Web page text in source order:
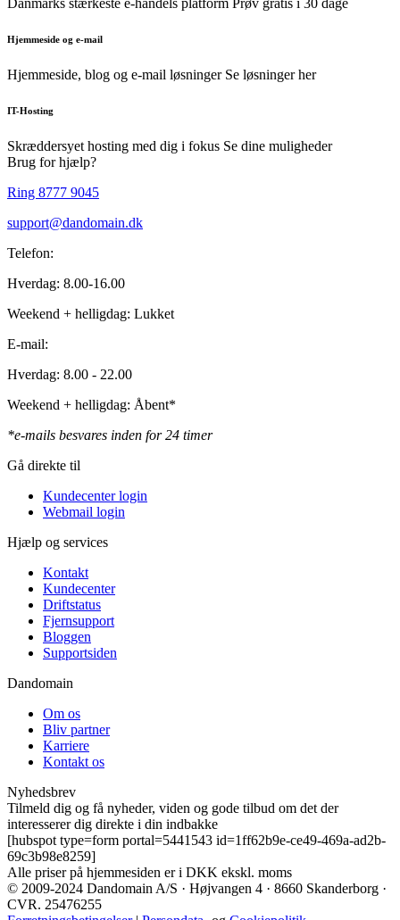
Danmarks stærkeste e-handels platform Prøv gratis i 30 dage
Hjemmeside og e-mail
Hjemmeside, blog og e-mail løsninger Se løsninger her
IT-Hosting
Skræddersyet hosting med dig i fokus Se dine muligheder
Brug for hjælp?
Ring 8777 9045
support@dandomain.dk
Telefon:
Hverdag: 8.00-16.00
Weekend + helligdag: Lukket
E-mail:
Hverdag: 8.00 - 22.00
Weekend + helligdag: Åbent*
*e-mails besvares inden for 24 timer
Gå direkte til
Kundecenter login
Webmail login
Hjælp og services
Kontakt
Kundecenter
Driftstatus
Fjernsupport
Bloggen
Supportsiden
Dandomain
Om os
Bliv partner
Karriere
Kontakt os
Nyhedsbrev
Tilmeld dig og få nyheder, viden og gode tilbud om det der
interesserer dig direkte i din indbakke
[hubspot type=form portal=5441543 id=1ff62b9e-ce49-469a-ad2b-
69c3b98e8259]
Alle priser på hjemmesiden er i DKK ekskl. moms
© 2009-2024 Dandomain A/S · Højvangen 4 · 8660 Skanderborg ·
CVR. 25476255